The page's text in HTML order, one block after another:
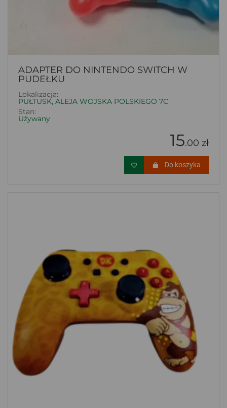
ADAPTER DO NINTENDO SWITCH W
PUDEŁKU
Lokalizacja:
PUŁTUSK, ALEJA WOJSKA POLSKIEGO 7C
Stan:
Używany
15.00 zł
Do koszyka